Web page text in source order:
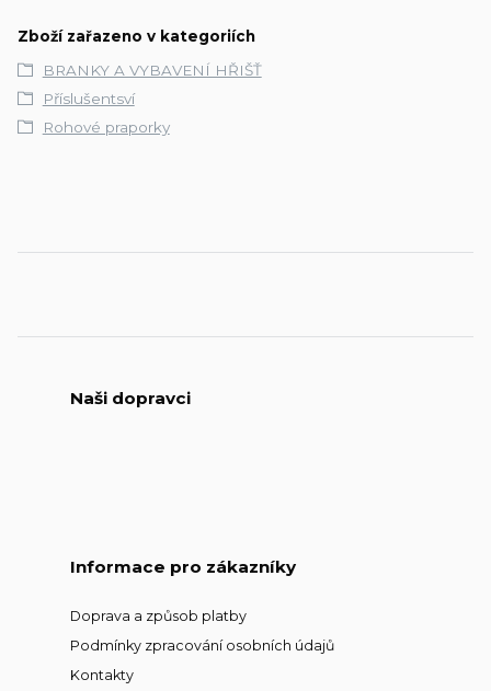
Zboží zařazeno v kategoriích
BRANKY A VYBAVENÍ HŘIŠŤ
Příslušentsví
Rohové praporky
Naši dopravci
Informace pro zákazníky
Doprava a způsob platby
Podmínky zpracování osobních údajů
Kontakty